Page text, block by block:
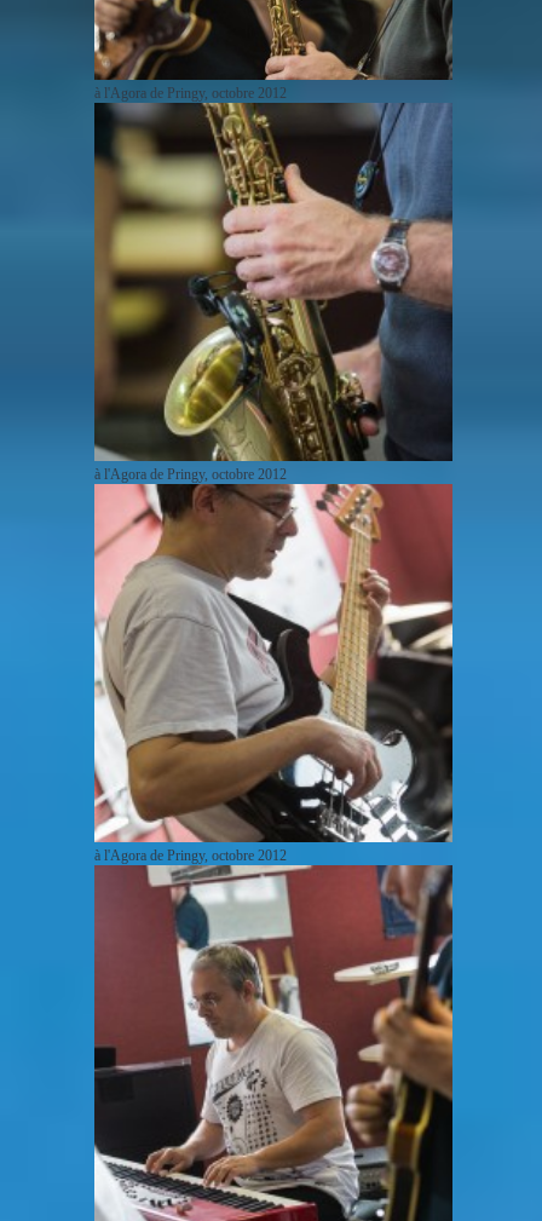
à l'Agora de Pringy, octobre 2012
à l'Agora de Pringy, octobre 2012
à l'Agora de Pringy, octobre 2012